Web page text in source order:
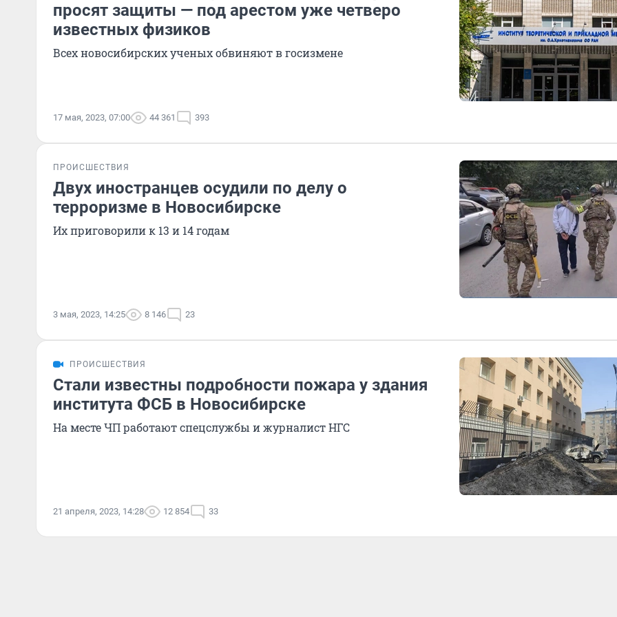
просят защиты — под арестом уже четверо
известных физиков
Всех новосибирских ученых обвиняют в госизмене
17 мая, 2023, 07:00 44 361 393
ПРОИСШЕСТВИЯ
Двух иностранцев осудили по делу о
терроризме в Новосибирске
Их приговорили к 13 и 14 годам
3 мая, 2023, 14:25 8 146 23
ПРОИСШЕСТВИЯ
Стали известны подробности пожара у здания
института ФСБ в Новосибирске
На месте ЧП работают спецслужбы и журналист НГС
21 апреля, 2023, 14:28 12 854 33